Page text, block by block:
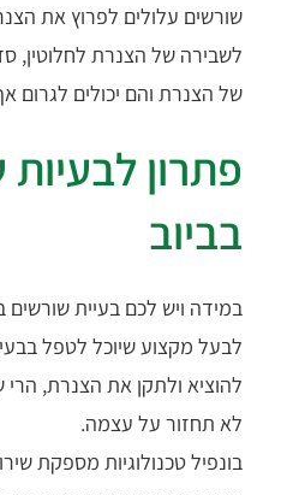
שורשים עלולים לפרוץ את
לשבירה של הצנרת לחלוטין,
של הצנרת והם יכולים לגרום
פתרון
בביוב
במידה ויש לכם בעייתשורשים
לבעל מקצוע שיוכל לטפל
להוציא ולתקן את הצנרת,
לא תחזור על עצמה.
בונפילטכנולוגיות מספקת